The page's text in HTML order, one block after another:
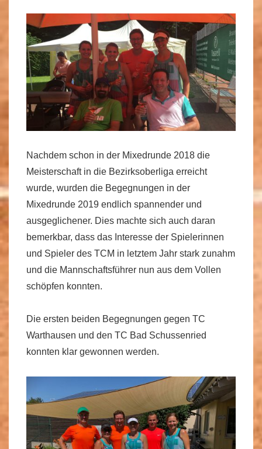
Nachdem schon in der Mixedrunde 2018 die
Meisterschaft in die Bezirksoberliga erreicht
wurde, wurden die Begegnungen in der
Mixedrunde 2019 endlich spannender und
ausgeglichener. Dies machte sich auch daran
bemerkbar, dass das Interesse der Spielerinnen
und Spieler des TCM in letztem Jahr stark zunahm
und die Mannschaftsführer nun aus dem Vollen
schöpfen konnten.
Die ersten beiden Begegnungen gegen TC
Warthausen und den TC Bad Schussenried
konnten klar gewonnen werden.